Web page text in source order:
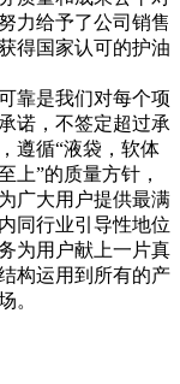
力给予了公司销售
得国家认可的护油
靠是我们对每个项
诺，不签定超过承
遵循“液袋，软体
上”的质量方针，
广大用户提供最满
同行业引导性地位
为用户献上一片真
构运用到所有的产
。